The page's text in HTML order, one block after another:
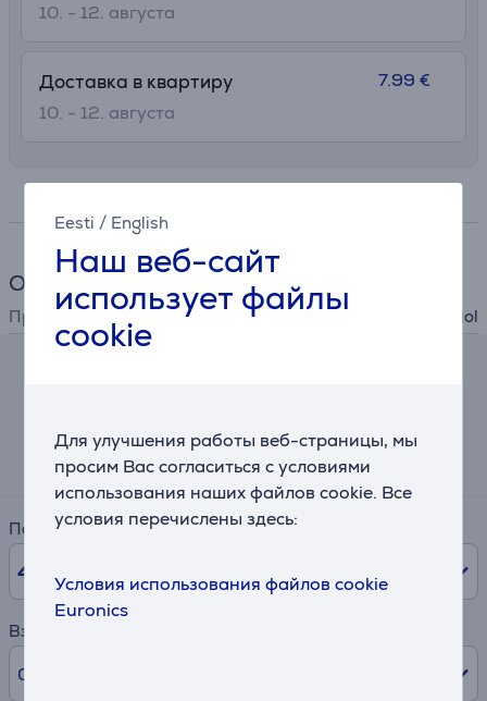
Eesti / English
Наш веб-сайт
использует файлы
cookie
Для улучшения работы веб-страницы, мы
просим Вас согласиться с условиями
использования наших файлов cookie. Все
условия перечислены здесь:
Условия использования файлов cookie
Euronics
10. - 12. августа
Доставка в квартиру
10. - 12. августа
7.99 €
Общий параметр
Производитель Koziol
Примерный размер ежемесячного платежа
2 €
Период
48
Взнос
0% /